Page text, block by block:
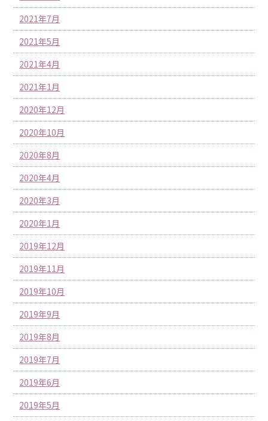
2021年7月
2021年5月
2021年4月
2021年1月
2020年12月
2020年10月
2020年8月
2020年4月
2020年3月
2020年1月
2019年12月
2019年11月
2019年10月
2019年9月
2019年8月
2019年7月
2019年6月
2019年5月